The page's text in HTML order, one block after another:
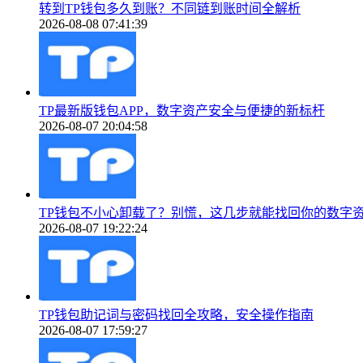
转到TP钱包多久到账？不同链到账时间全解析
2026-08-08 07:41:39
TP最新版钱包APP，数字资产安全与便捷的新标杆
2026-08-07 20:04:58
TP钱包不小心卸载了？别慌，这几步就能找回你的数字
2026-08-07 19:22:24
TP钱包助记词与密码找回全攻略，安全操作指南
2026-08-07 17:59:27